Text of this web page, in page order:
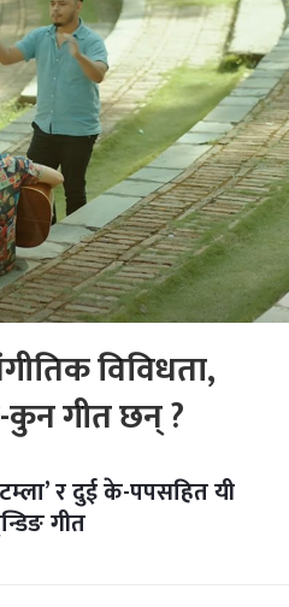
विविधता,
कुन गीत छन् ?
र दुई के-पपसहित यी
गीत